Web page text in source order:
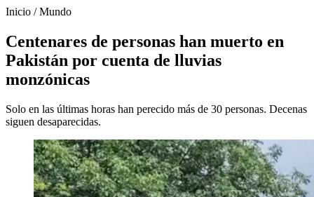
Inicio /Mundo
Centenares de personas han muerto en
Pakistán por cuenta de lluvias
monzónicas
Solo en las últimas horas han perecido más de 30 personas. Decenas
siguen desaparecidas.